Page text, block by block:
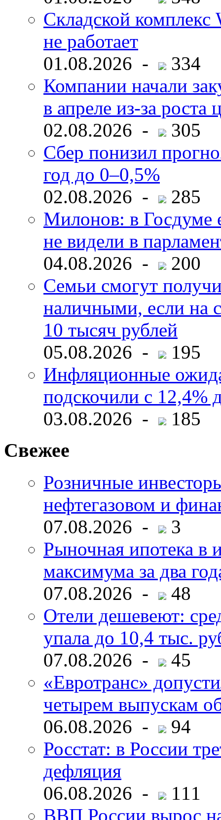
Складской комплекс
не работает
01.08.2026 -
334
Компании начали
в апреле из-за роста
02.08.2026 -
305
Сбер понизил
год до 0–0,5%
02.08.2026 -
285
Милонов: в Госдуме
не видели в
04.08.2026 -
200
Семьи смогут
наличными, если на
10 тысяч рублей
05.08.2026 -
195
Инфляционные
подскочили с 12,4%
03.08.2026 -
185
Свежее
Розничные
нефтегазовом и
07.08.2026 -
3
Рыночная ипотека в
максимума за два
07.08.2026 -
48
Отели дешевеют:
упала до 10,4 тыс.
07.08.2026 -
45
«Евротранс»
четырем выпускам
06.08.2026 -
94
Росстат: в России
дефляция
06.08.2026 -
111
ВВП России вырос